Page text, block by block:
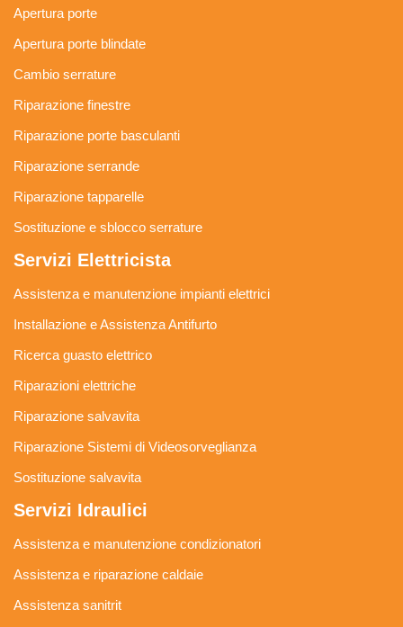
Apertura porte
Apertura porte blindate
Cambio serrature
Riparazione finestre
Riparazione porte basculanti
Riparazione serrande
Riparazione tapparelle
Sostituzione e sblocco serrature
Servizi Elettricista
Assistenza e manutenzione impianti elettrici
Installazione e Assistenza Antifurto
Ricerca guasto elettrico
Riparazioni elettriche
Riparazione salvavita
Riparazione Sistemi di Videosorveglianza
Sostituzione salvavita
Servizi Idraulici
Assistenza e manutenzione condizionatori
Assistenza e riparazione caldaie
Assistenza sanitrit